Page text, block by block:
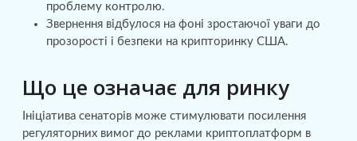
проблему контролю.
Звернення відбулося на фоні зростаючої уваги до
прозорості і безпеки на крипторинку США.
Що це означає для ринку
Ініціатива сенаторів може стимулювати посилення
регуляторних вимог до реклами криптоплатформ в